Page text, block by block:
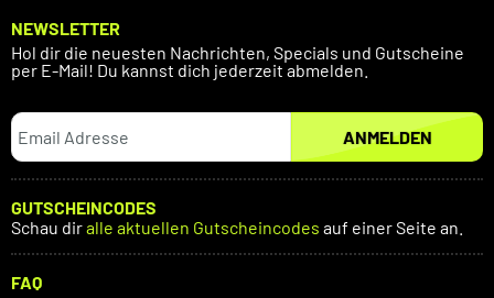
NEWSLETTER
Hol dir die neuesten Nachrichten, Specials und Gutscheine
per E-Mail! Du kannst dich jederzeit abmelden.
ANMELDEN
GUTSCHEINCODES
Schau diralle aktuellen Gutscheincodes auf einer Seite an.
FAQ